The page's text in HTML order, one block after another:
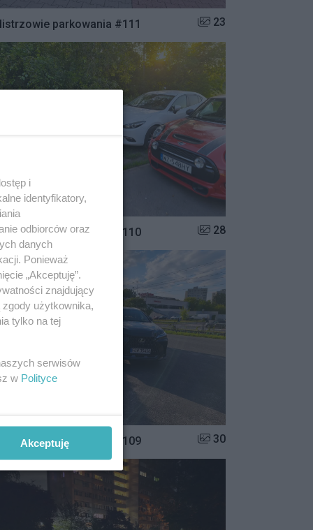
parkowania #111 Liczba zdjęć w galerii:
23
parkowania #110 Liczba zdjęć w galerii:
28
parkowania #109 Liczba zdjęć w galerii:
30
i
identyfikatory,
odbiorców oraz
danych
Ponieważ
„Akceptuję”.
znajdujący
użytkownika,
tylko na tej
serwisów
w Polityce
Akceptuję